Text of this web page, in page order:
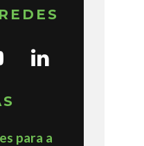
para a